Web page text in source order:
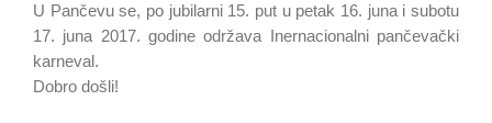
U Pančevu se, po jubilarni 15. put u petak 16. juna i subotu
17. juna 2017. godine održava Inernacionalni pančevački
karneval.
Dobro došli!